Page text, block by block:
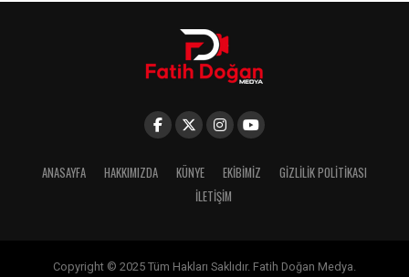
ANASAYFA HAKKIMIZDA KÜNYE EKIBIMIZ
GIZLILIK POLITIKASI
İLETIŞIM
Copyright © 2025 Tüm Hakları Saklıdır. Fatih Doğan Medya.